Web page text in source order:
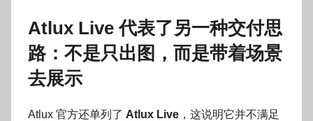
Atlux Live 代表了另一种交付思
路：不是只出图，而是带着场景
去展示
Atlux 官方还单列了 Atlux Live ，这说明它并不满足